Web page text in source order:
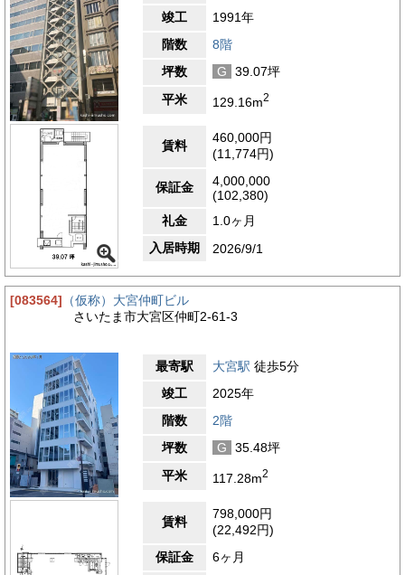
竣工
1991年
階数
8階
坪数
G
39.07坪
平米
129.16m2
賃料
460,000円
(11,774円)
保証金
4,000,000
(102,380)
礼金
1.0ヶ月
入居時期
2026/9/1
[083564] （仮称）大宮仲町ビル
さいたま市大宮区仲町2-61-3
最寄駅 大宮駅 徒歩5分
竣工
2025年
階数
2階
坪数
G
35.48坪
平米
117.28m2
賃料
798,000円
(22,492円)
保証金
6ヶ月